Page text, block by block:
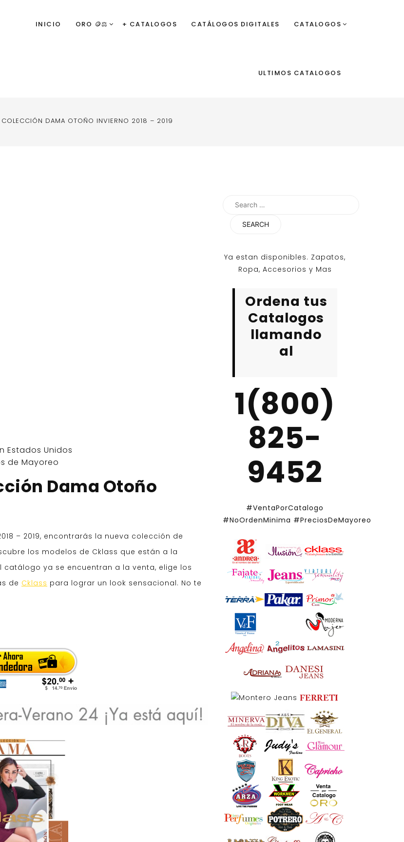
INICIO ORO 🪙⚖️ + CATALOGOS CATÁLOGOS DIGITALES CATALOGOS
ULTIMOS CATALOGOS
COLECCIÓN DAMA OTOÑO INVIERNO 2018 – 2019
Estados Unidos
de Mayoreo
Dama Otoño
– 2019, encontrarás la nueva colección de
los modelos de Cklass que están a la
ya se encuentran a la venta, elige los
de Cklass para lograr un look sensacional. No te
Search
Ya estan disponibles. Zapatos,
Ropa, Accesorios y Mas
Ordena tus
Catalogos
llamando
al
1(800)
825-
9452
#VentaPorCatalogo
#NoOrdenMinima #PreciosDeMayoreo